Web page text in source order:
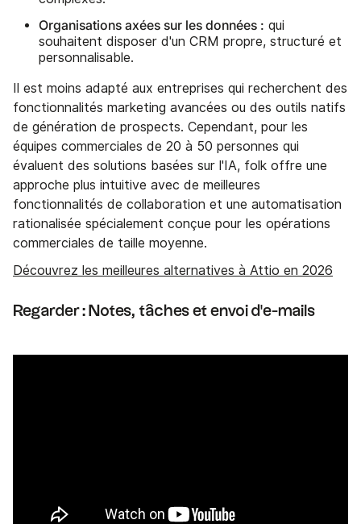
Organisations axées sur les données : qui
souhaitent disposer d'un CRM propre, structuré et
personnalisable.
Il est moins adapté aux entreprises qui recherchent des
fonctionnalités marketing avancées ou des outils natifs
de génération de prospects. Cependant, pour les
équipes commerciales de 20 à 50 personnes qui
évaluent des solutions basées sur l'IA, folk offre une
approche plus intuitive avec de meilleures
fonctionnalités de collaboration et une automatisation
rationalisée spécialement conçue pour les opérations
commerciales de taille moyenne.
Découvrez les meilleures alternatives à Attio en 2026
Regarder : Notes, tâches et envoi d'e-mails